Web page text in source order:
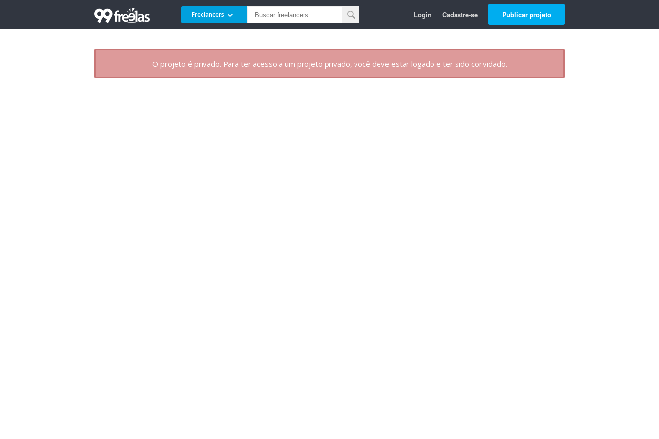
Freelancers Login Cadastre-se Publicar projeto
O projeto é privado. Para ter acesso a um projeto privado, você deve estar logado e ter sido convidado.